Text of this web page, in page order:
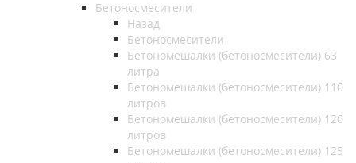
Бетоносмесители
Назад
Бетоносмесители
Бетономешалки (бетоносмесители) 63
литра
Бетономешалки (бетоносмесители) 110
литров
Бетономешалки (бетоносмесители) 120
литров
Бетономешалки (бетоносмесители) 125